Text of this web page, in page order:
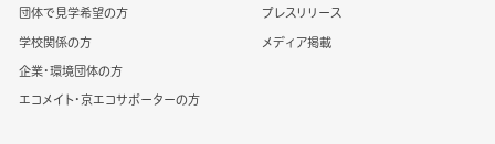
団体で見学希望の方
学校関係の方
企業・環境団体の方
エコメイト・京エコサポーターの方
プレスリリース
メディア掲載